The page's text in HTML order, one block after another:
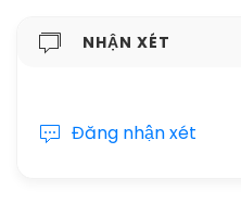
NHẬN XÉT
Đăng nhận xét